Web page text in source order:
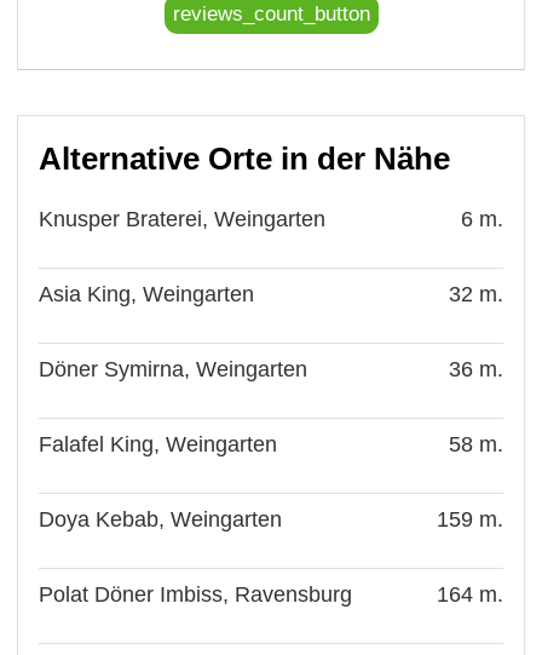
reviews_count_button
Alternative Orte in der Nähe
Knusper Braterei, Weingarten 6 m.
Asia King, Weingarten 32 m.
Döner Symirna, Weingarten 36 m.
Falafel King, Weingarten 58 m.
Doya Kebab, Weingarten 159 m.
Polat Döner Imbiss, Ravensburg 164 m.